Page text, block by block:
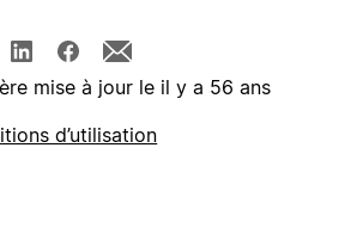
mise à jour le il y a 56 ans
d’utilisation